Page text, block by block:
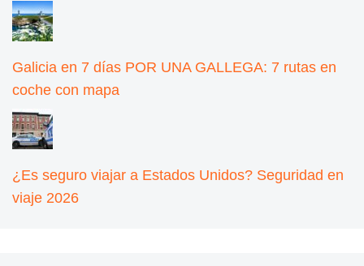
Galicia en 7 días POR UNA GALLEGA: 7 rutas en
coche con mapa
¿Es seguro viajar a Estados Unidos? Seguridad en
viaje 2026